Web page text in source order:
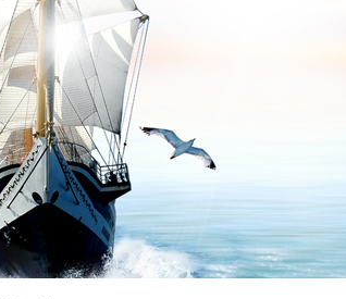
理发器铝壳
移动电源充电宝铝外壳
铝外壳开关面板
数据线铝外壳
无线充铝外壳
硬盘盒铝外壳